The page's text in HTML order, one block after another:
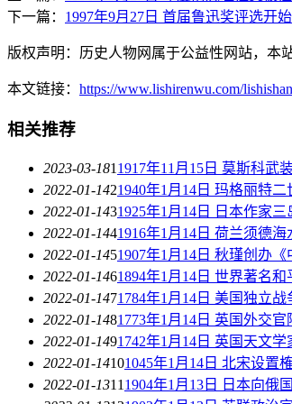
下一篇： 1997年9月27日 首届鲁迅奖评选开始
版权声明：历史人物网属于公益性网站，本
本文链接： https://www.lishirenwu.com/
相关推荐
2023-03-181 1917年11月15日 莫斯科武
2022-01-1421940年1月14日 玛格丽特二
2022-01-1431925年1月14日 日本作家
2022-01-1441916年1月14日 荷兰须德
2022-01-1451907年1月14日 秋瑾创办《
2022-01-1461894年1月14日 世界著名
2022-01-1471784年1月14日 美国独立战
2022-01-1481773年1月14日 英国外交
2022-01-1491742年1月14日 英国天文
2022-01-14101045年1月14日 北宋设置
2022-01-1311 1904年1月13日 日本向俄